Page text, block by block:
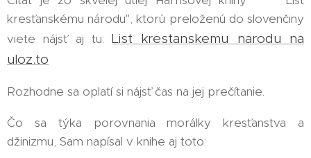
kresťanskému národu", ktorú preloženú do slovenčiny
viete nájsť aj tu:List krestanskemu narodu na
uloz.to
Rozhodne sa oplatí si nájsť čas na jej prečítanie. 🧐
Čo sa týka porovnania morálky kresťanstva a
džinizmu, Sam napísal v knihe aj toto: